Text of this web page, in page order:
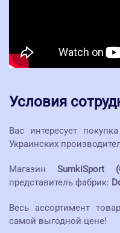
Условия
Вас интересует
Украинских
Магазин SumkiSport
представитель фабрик:
Весь ассортимент
самой выгодной цене!